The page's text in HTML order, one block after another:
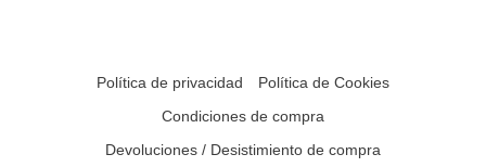
Política de privacidad
Política de Cookies
Condiciones de compra
Devoluciones / Desistimiento de compra